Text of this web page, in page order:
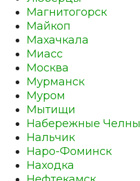
Магнитогорск
Майкоп
Махачкала
Миасс
Москва
Мурманск
Муром
Мытищи
Набережные Челны
Нальчик
Наро-Фоминск
Находка